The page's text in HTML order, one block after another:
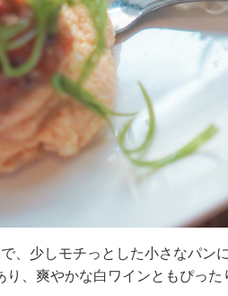
、少しモチっとした小さなパン
り、爽やかな白ワインともぴった